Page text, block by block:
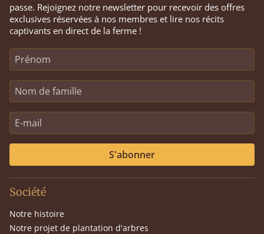
passe. Rejoignez notre newsletter pour recevoir des offres
exclusives réservées à nos membres et lire nos récits
captivants en direct de la ferme !
S'abonner
Société
Notre histoire
Notre projet de plantation d'arbres